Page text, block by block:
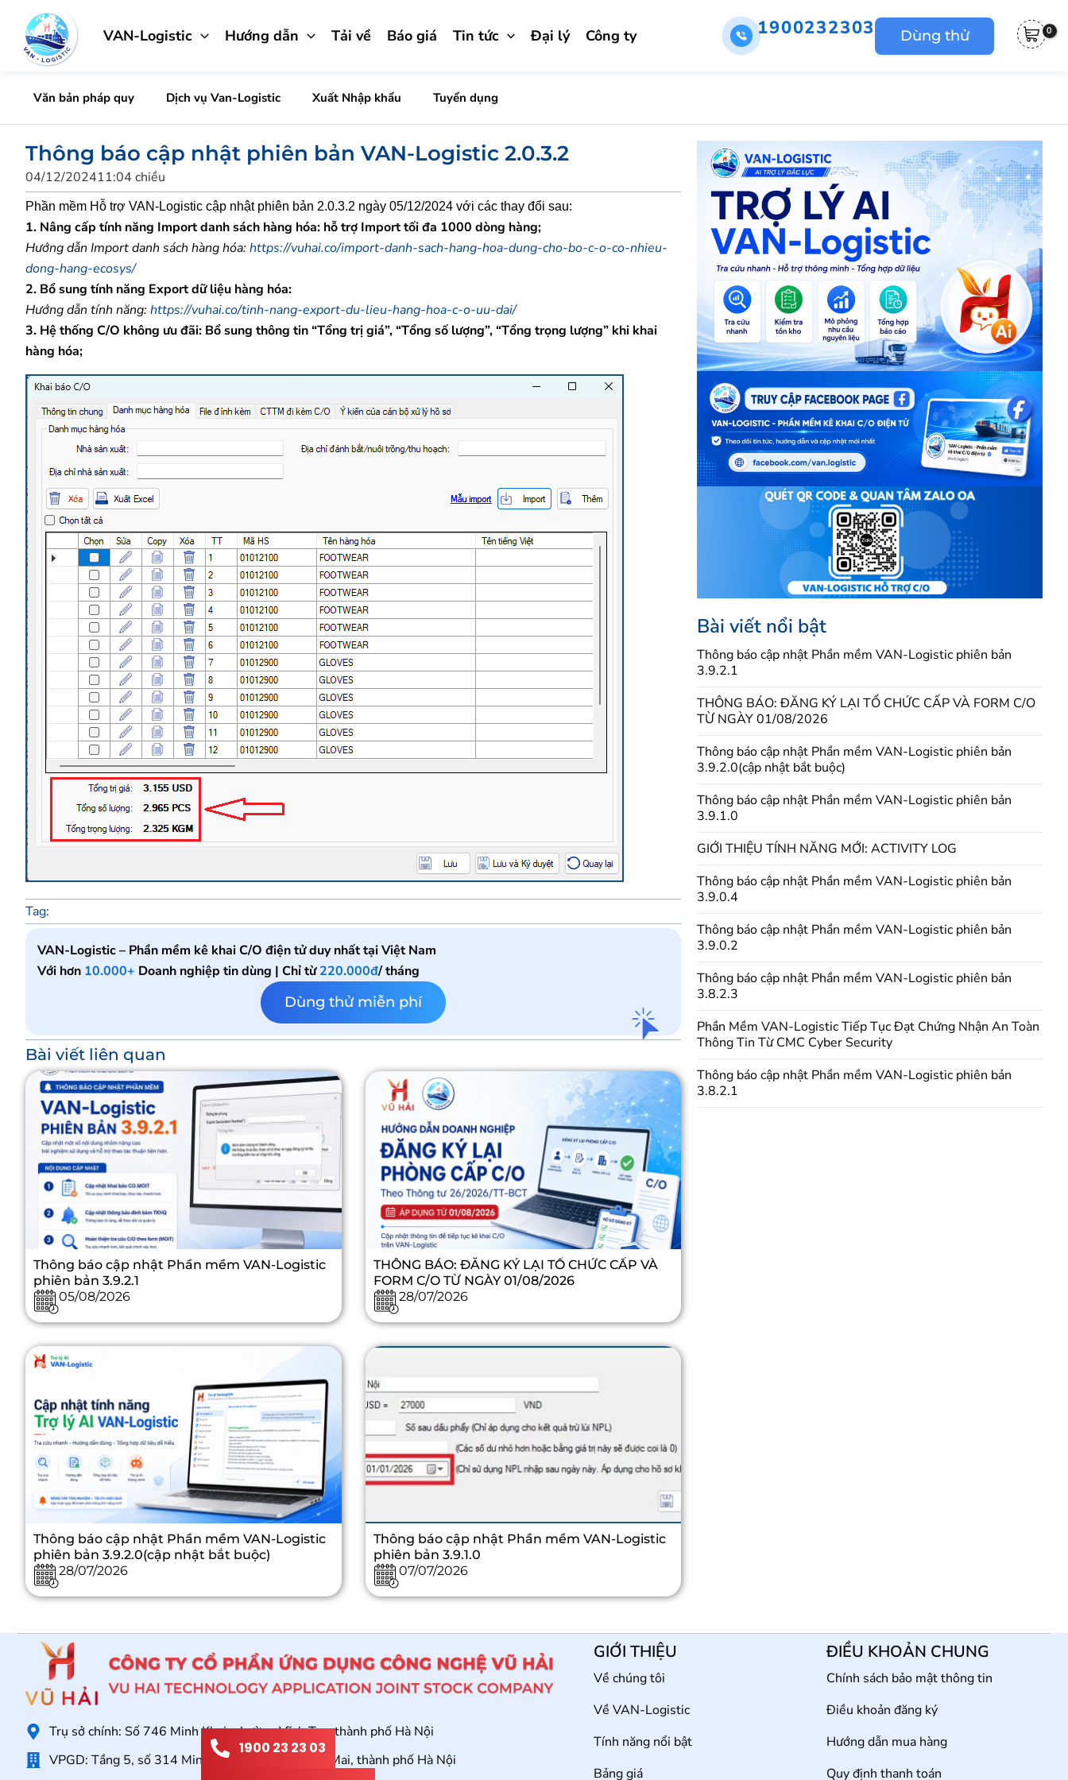
VAN-Logistic Hướng dẫn Tải về Báo giá Tin tức Đại lý Công ty 1900232303 Dùng thử
Văn bản pháp quy Dịch vụ Van-Logistic Xuất Nhập khẩu Tuyển dụng
Thông báo cập nhật phiên bản VAN-Logistic 2.0.3.2
04/12/202411:04 chiều
Phần mềm Hỗ trợ VAN-Logistic cập nhật phiên bản 2.0.3.2 ngày 05/12/2024 với các thay đổi sau:
1. Nâng cấp tính năng Import danh sách hàng hóa: hỗ trợ Import tối đa 1000 dòng hàng;
Hướng dẫn Import danh sách hàng hóa:https://vuhai.co/import-danh-sach-hang-hoa-dung-cho-bo-c-o-co-nhieu-
dong-hang-ecosys/
2. Bổ sung tính năng Export dữ liệu hàng hóa:
Hướng dẫn tính năng:https://vuhai.co/tinh-nang-export-du-lieu-hang-hoa-c-o-uu-dai/
3. Hệ thống C/O không ưu đãi: Bổ sung thông tin “Tổng trị giá”, “Tổng số lượng”, “Tổng trọng lượng” khi khai
hàng hóa;
Tag:
VAN-Logistic – Phần mềm kê khai C/O điện tử duy nhất tại Việt Nam
Với hơn 10.000+ Doanh nghiệp tin dùng | Chỉ từ220.000đ/ tháng
Dùng thử miễn phí
Bài viết liên quan
Thông báo cập nhật Phần mềm VAN-Logistic
phiên bản 3.9.2.1
05/08/2026
THÔNG BÁO: ĐĂNG KÝ LẠI TỔ CHỨC CẤP VÀ
FORM C/O TỪ NGÀY 01/08/2026
28/07/2026
Thông báo cập nhật Phần mềm VAN-Logistic
phiên bản 3.9.2.0(cập nhật bắt buộc)
28/07/2026
Thông báo cập nhật Phần mềm VAN-Logistic
phiên bản 3.9.1.0
07/07/2026
Bài viết nổi bật
Thông báo cập nhật Phần mềm VAN-Logistic phiên bản
3.9.2.1
THÔNG BÁO: ĐĂNG KÝ LẠI TỔ CHỨC CẤP VÀ FORM C/O
TỪ NGÀY 01/08/2026
Thông báo cập nhật Phần mềm VAN-Logistic phiên bản
3.9.2.0(cập nhật bắt buộc)
Thông báo cập nhật Phần mềm VAN-Logistic phiên bản
3.9.1.0
GIỚI THIỆU TÍNH NĂNG MỚI: ACTIVITY LOG
Thông báo cập nhật Phần mềm VAN-Logistic phiên bản
3.9.0.4
Thông báo cập nhật Phần mềm VAN-Logistic phiên bản
3.9.0.2
Thông báo cập nhật Phần mềm VAN-Logistic phiên bản
3.8.2.3
Phần Mềm VAN-Logistic Tiếp Tục Đạt Chứng Nhận An Toàn
Thông Tin Từ CMC Cyber Security
Thông báo cập nhật Phần mềm VAN-Logistic phiên bản
3.8.2.1
Trụ sở chính: Số 746 Minh Khai, phường Vĩnh Tuy, thành phố Hà Nội
VPGD: Tầng 5, số 314 Minh Khai, phường Tương Mai, thành phố Hà Nội
GIỚI THIỆU
Về chúng tôi
Về VAN-Logistic
Tính năng nổi bật
Bảng giá
ĐIỀU KHOẢN CHUNG
Chính sách bảo mật thông tin
Điều khoản đăng ký
Hướng dẫn mua hàng
Quy định thanh toán
1900 23 23 03